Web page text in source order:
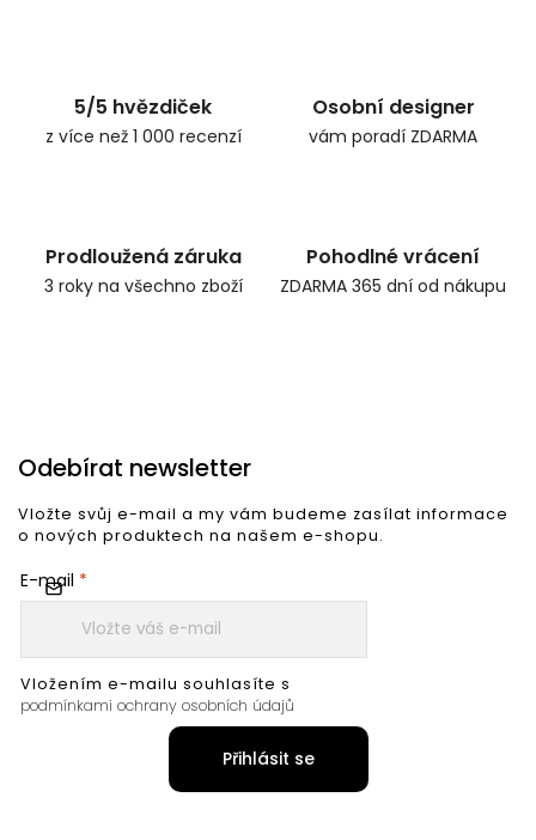
5/5 hvězdiček
z více než 1 000 recenzí
Osobní designer
vám poradí ZDARMA
Prodloužená záruka
3 roky na všechno zboží
Pohodlné vrácení
ZDARMA 365 dní od nákupu
Odebírat newsletter
Vložte svůj e-mail a my vám budeme zasílat informace
o nových produktech na našem e-shopu.
E-mail
Vložením e-mailu souhlasíte s
podmínkami ochrany osobních údajů
Přihlásit se